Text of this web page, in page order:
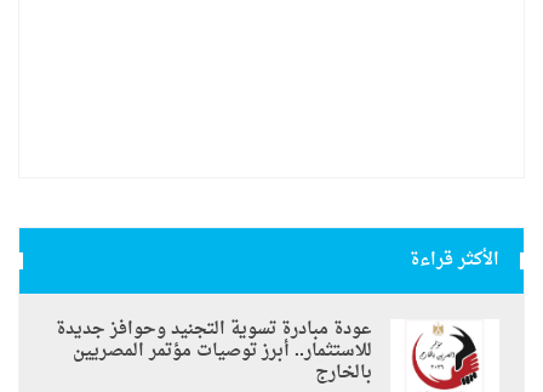
الأكثر قراءة
عودة مبادرة تسوية التجنيد وحوافز جديدة
للاستثمار.. أبرز توصيات مؤتمر المصريين
بالخارج